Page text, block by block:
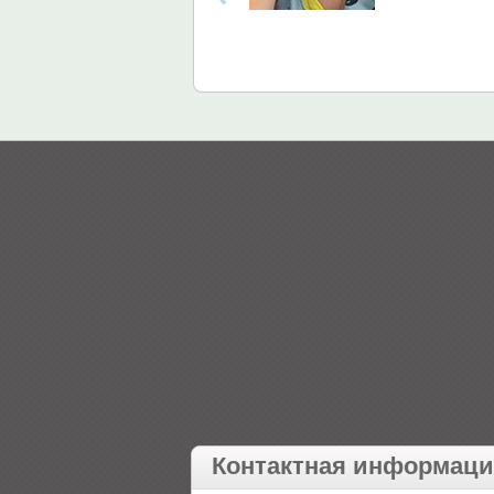
Контактная